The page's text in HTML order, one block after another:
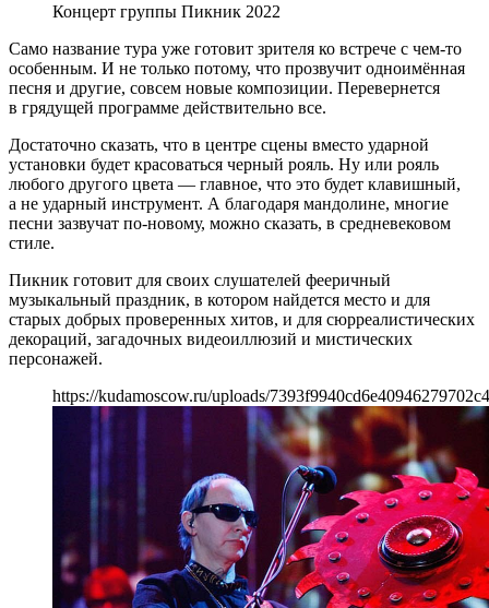
Концерт группы Пикник 2022
Само название тура уже готовит зрителя ко встрече с чем-то
особенным. И не только потому, что прозвучит одноимённая
песня и другие, совсем новые композиции. Перевернется
в грядущей программе действительно все.
Достаточно сказать, что в центре сцены вместо ударной
установки будет красоваться черный рояль. Ну или рояль
любого другого цвета — главное, что это будет клавишный,
а не ударный инструмент. А благодаря мандолине, многие
песни зазвучат по-новому, можно сказать, в средневековом
стиле.
Пикник готовит для своих слушателей фееричный
музыкальный праздник, в котором найдется место и для
старых добрых проверенных хитов, и для сюрреалистических
декораций, загадочных видеоиллюзий и мистических
персонажей.
https://kudamoscow.ru/uploads/